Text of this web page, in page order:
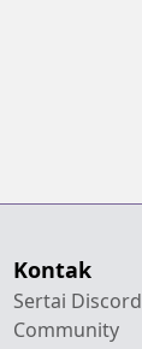
Kontak
Sertai Discord
Community